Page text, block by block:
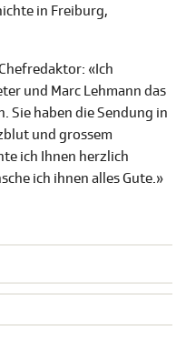
in Freiburg,
«Ich
und Marc Lehmann das
Sie haben die Sendung in
und grossem
ich Ihnen herzlich
ich ihnen alles Gute.»